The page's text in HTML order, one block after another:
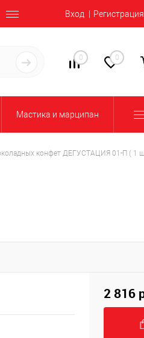
Вход Регистрация
0 0
Мастика и марципан
конфет ДЕГУСТАЦИЯ 01-П ( 1
2 816